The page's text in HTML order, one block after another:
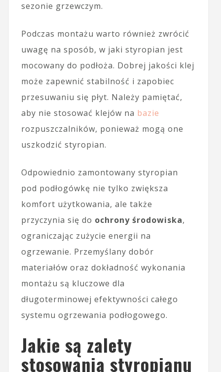
sezonie grzewczym.
Podczas montażu warto również zwrócić
uwagę na sposób, w jaki styropian jest
mocowany do podłoża. Dobrej jakości klej
może zapewnić stabilność i zapobiec
przesuwaniu się płyt. Należy pamiętać,
aby nie stosować klejów na bazie
rozpuszczalników, ponieważ mogą one
uszkodzić styropian.
Odpowiednio zamontowany styropian
pod podłogówkę nie tylko zwiększa
komfort użytkowania, ale także
przyczynia się do ochrony środowiska,
ograniczając zużycie energii na
ogrzewanie. Przemyślany dobór
materiałów oraz dokładność wykonania
montażu są kluczowe dla
długoterminowej efektywności całego
systemu ogrzewania podłogowego.
Jakie są zalety
stosowania styropianu